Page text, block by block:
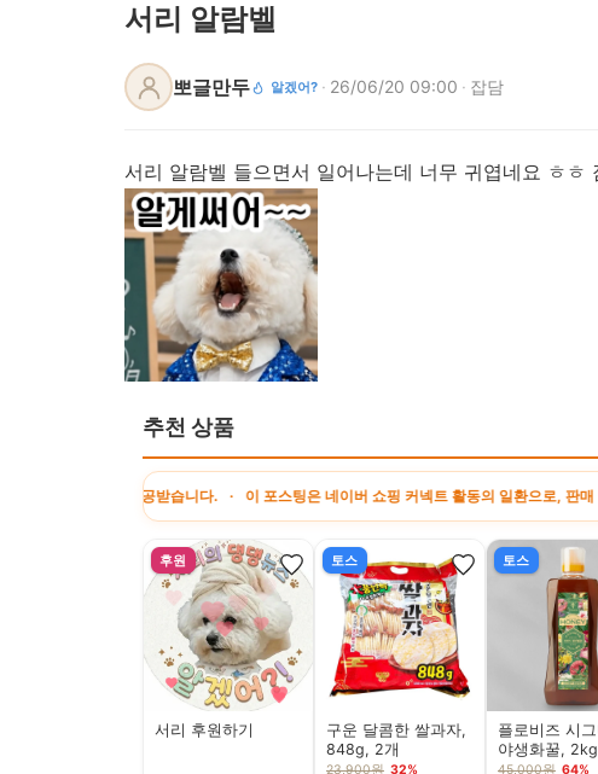
서리 알람벨
뽀글만두 알겠어? · 26/06/20 09:00 · 잡담
서리 알람벨 들으면서 일어나는데 너무 귀엽네요 ㅎㅎ
추천 상품
료를 제공받습니다. · 이 포스팅은 네이버 쇼핑 커넥트 활동의 일환으로, 판매 발생 시
후원
서리 후원하기
토스
구운 달콤한 쌀과자,
848g, 2개
23,900원 32%
토스
플로비즈 시
야생화꿀,
45,000원 64%